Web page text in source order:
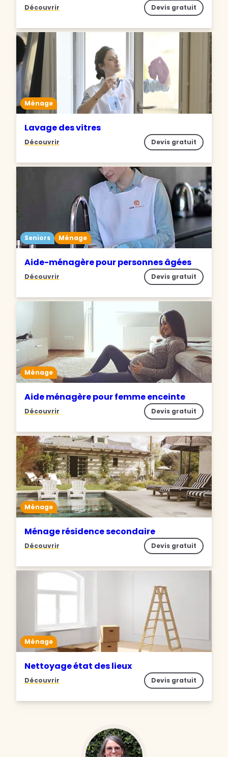
Découvrir Devis gratuit
Ménage
Lavage des vitres
Découvrir Devis gratuit
Seniors Ménage
Aide-ménagère pour personnes âgées
Découvrir Devis gratuit
Ménage
Aide ménagère pour femme enceinte
Découvrir Devis gratuit
Ménage
Ménage résidence secondaire
Découvrir Devis gratuit
Ménage
Nettoyage état des lieux
Découvrir Devis gratuit